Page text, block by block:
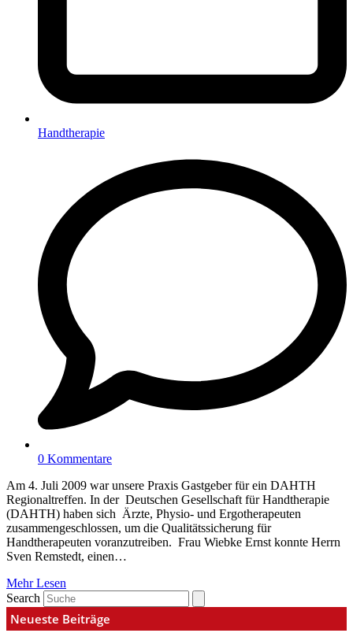
Handtherapie
0 Kommentare
Am 4. Juli 2009 war unsere Praxis Gastgeber für ein DAHTH
Regionaltreffen. In der Deutschen Gesellschaft für Handtherapie
(DAHTH) haben sich Ärzte, Physio- und Ergotherapeuten
zusammengeschlossen, um die Qualitätssicherung für
Handtherapeuten voranzutreiben. Frau Wiebke Ernst konnte Herrn
Sven Remstedt, einen…
Mehr Lesen
Search
Neueste Beiträge